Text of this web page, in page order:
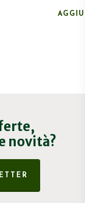
novità?